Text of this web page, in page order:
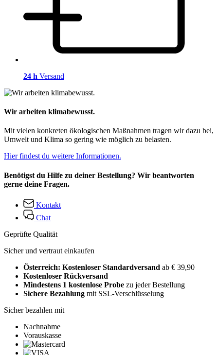
24 h Versand
Wir arbeiten klimabewusst.
Mit vielen konkreten ökologischen Maßnahmen tragen wir dazu bei,
Umwelt und Klima so gering wie möglich zu belasten.
Hier findest du weitere Informationen.
Benötigst du Hilfe zu deiner Bestellung? Wir beantworten
gerne deine Fragen.
Kontakt
Chat
Geprüfte Qualität
Sicher und vertraut einkaufen
Österreich: Kostenloser Standardversand ab € 39,90
Kostenloser Rückversand
Mindestens 1 kostenlose Probe zu jeder Bestellung
Sichere Bezahlung mit SSL-Verschlüsselung
Sicher bezahlen mit
Nachnahme
Vorauskasse